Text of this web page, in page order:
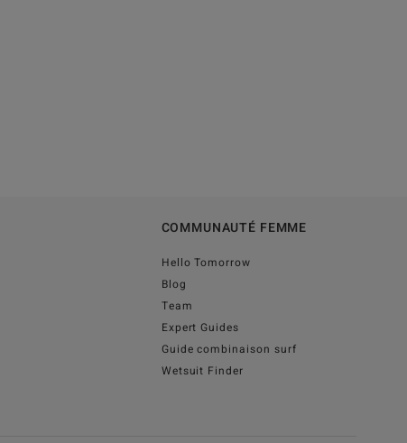
COMMUNAUTÉ FEMME
Hello Tomorrow
Blog
Team
Expert Guides
Guide combinaison surf
Wetsuit Finder